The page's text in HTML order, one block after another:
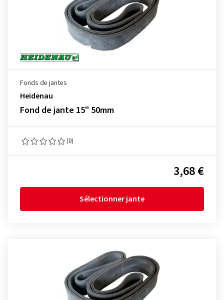
Fonds de jantes
Heidenau
Fond de jante 15" 50mm
(0)
3,68 €
Sélectionner jante